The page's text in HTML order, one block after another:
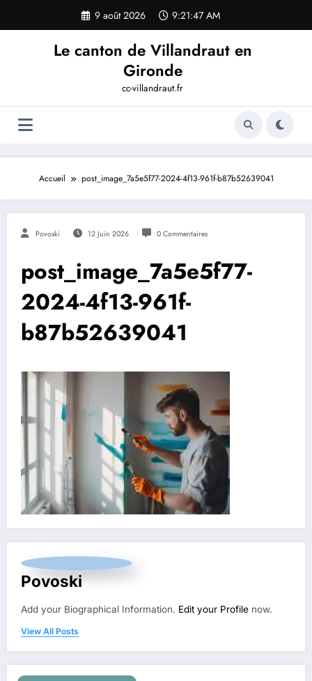
contenu
9 août 2026 9:21:47 AM
Le canton de Villandraut en
Gironde
cc-villandraut.fr
Accueil post_image_7a5e5f77-2024-4f13-961f-b87b52639041
Povoski 12 Juin 2026 0 Commentaires
post_image_7a5e5f77-
2024-4f13-961f-
b87b52639041
Povoski
Add your Biographical Information. Edit your Profile now.
View All Posts